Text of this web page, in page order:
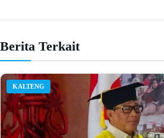
Berita Terkait
KALTENG